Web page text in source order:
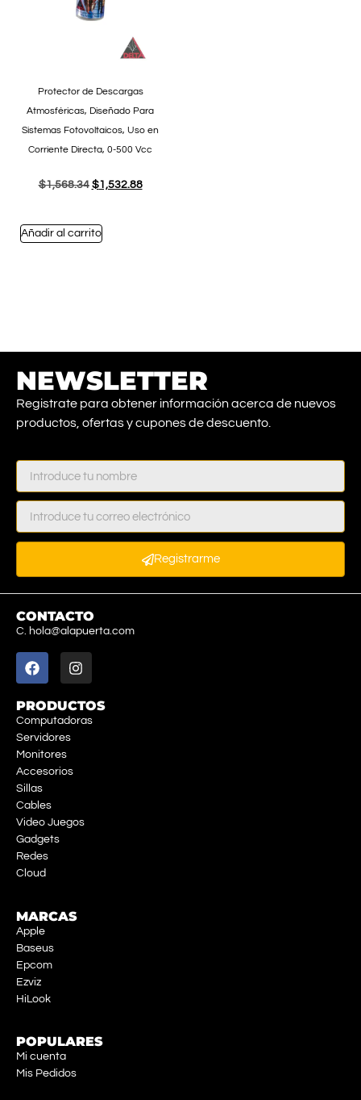
Protector de Descargas
Atmosféricas, Diseñado Para
Sistemas Fotovoltaicos, Uso en
Corriente Directa, 0-500 Vcc
$1,568.34 $1,532.88
Añadir al carrito
NEWSLETTER
Registrate para obtener información acerca de nuevos
productos, ofertas y cupones de descuento.
Registrarme
CONTACTO
C. hola@alapuerta.com
PRODUCTOS
Computadoras
Servidores
Monitores
Accesorios
Sillas
Cables
Video Juegos
Gadgets
Redes
Cloud
MARCAS
Apple
Baseus
Epcom
Ezviz
HiLook
POPULARES
Mi cuenta
Mis Pedidos